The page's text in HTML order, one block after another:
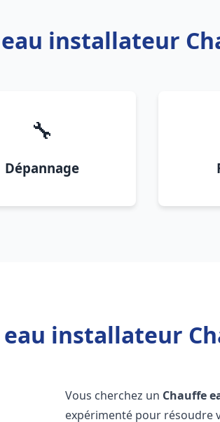
installateur
🔧
Dépannage
eau installateur
Vous cherchez un Chauffe
expérimenté pour résoudre